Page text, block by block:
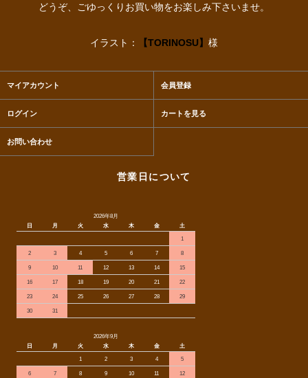
どうぞ、ごゆっくりお買い物をお楽しみ下さいませ。
イラスト： 【TORINOSU】 様
マイアカウント 会員登録
ログイン カートを見る
お問い合わせ
営業日について
2026年8月
日
月 火 水 木 金
土
1
2 3 4 5 6 7 8
9 10 11 12 13 14 15
16 17 18 19 20 21 22
23 24 25 26 27 28 29
30 31
2026年9月
日
月 火 水 木 金
土
1
2 3 4 5
6 7 8 9 10 11 12